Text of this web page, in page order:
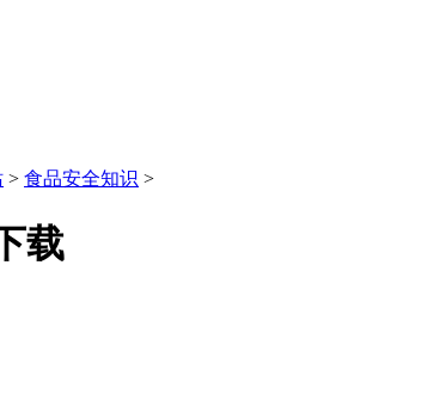
> 食品安全知识 >
载